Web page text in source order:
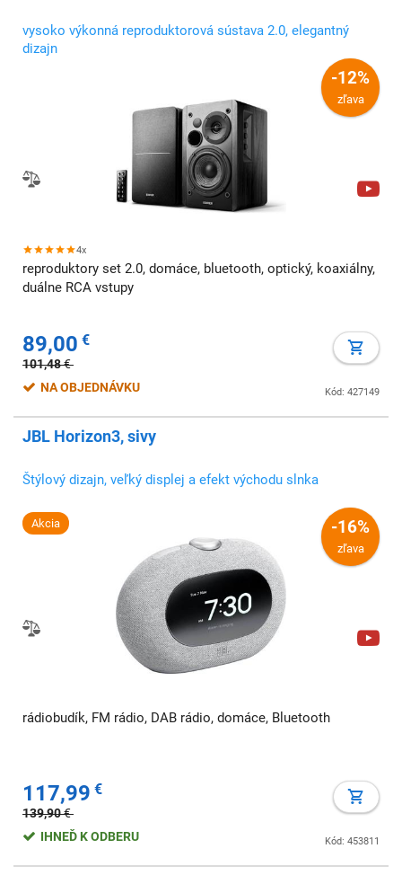
vysoko výkonná reproduktorová sústava 2.0, elegantný
dizajn
-12%
zľava
4x
reproduktory set 2.0, domáce, bluetooth, optický, koaxiálny,
duálne RCA vstupy
89,00 €
101,48€
Kód: 427149
NA OBJEDNÁVKU
JBL Horizon3, sivy
Štýlový dizajn, veľký displej a efekt východu slnka
Akcia -16%
zľava
rádiobudík, FM rádio, DAB rádio, domáce, Bluetooth
117,99 €
139,90€
Kód: 453811
IHNEĎ K ODBERU